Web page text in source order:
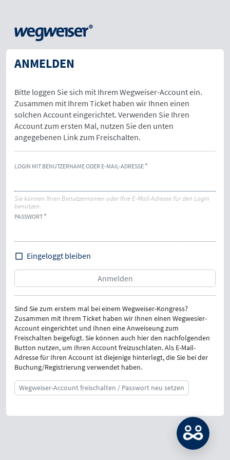
ANMELDEN
Bitte loggen Sie sich mit Ihrem Wegweiser-Account ein.
Zusammen mit Ihrem Ticket haben wir Ihnen einen
solchen Account eingerichtet. Verwenden Sie Ihren
Account zum ersten Mal, nutzen Sie den unten
angegebenen Link zum Freischalten.
LOGIN MIT BENUTZERNAME ODER E-MAIL-ADRESSE
Sie können Ihren Benutzernamen oder Ihre E-Mail-Adresse für den Login
benutzen.
PASSWORT
Eingeloggt bleiben
Sind Sie zum erstem mal bei einem Wegweiser-Kongress?
Zusammen mit Ihrem Ticket haben wir Ihnen einen Wegwesier-
Account eingerichtet und Ihnen eine Anweiseung zum
Freischalten beigefügt. Sie können auch hier den nachfolgenden
Button nutzen, um Ihren Account freizuschlaten. Als E-Mail-
Adresse für Ihren Account ist diejenige hinterlegt, die Sie bei der
Buchung/Registrierung verwendet haben.
Wegweiser-Account freischalten / Passwort neu setzen